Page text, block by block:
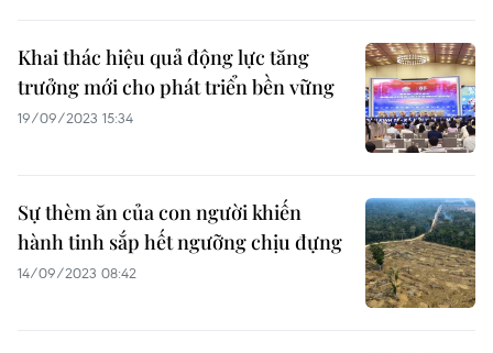
Khai thác hiệu quả động lực tăng
trưởng mới cho phát triển bền vững
19/09/2023 15:34
Sự thèm ăn của con người khiến
hành tinh sắp hết ngưỡng chịu đựng
14/09/2023 08:42